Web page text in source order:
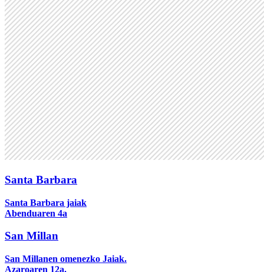
Santa Barbara
Santa Barbara jaiak
Abenduaren 4a
San Millan
San Millanen omenezko Jaiak.
Azaroaren 12a.